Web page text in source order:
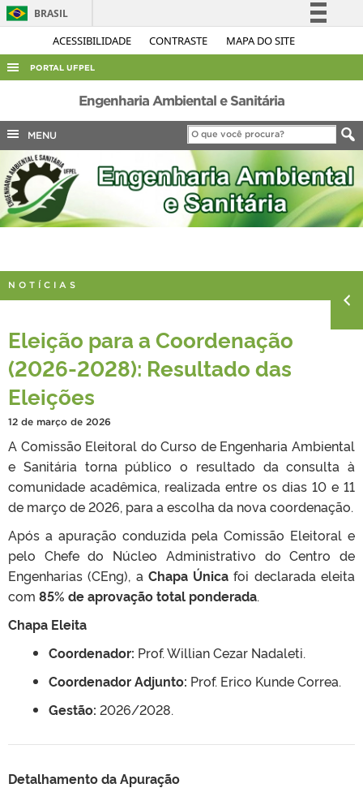
ACESSIBILIDADE CONTRASTE MAPA DO SITE
BRASIL
Simplifique!
Legislação
PORTAL UFPEL
ACESSO À INFORMAÇÃO
AUDITORIA
COBALTO
CONCURSOS
EDITAIS
PORTARIAS
Engenharia Ambiental e Sanitária
MENU
NOTÍCIAS
Eleição para a Coordenação
(2026-2028): Resultado das
Eleições
12 de março de 2026
A Comissão Eleitoral do Curso de Engenharia Ambiental
e Sanitária torna público o resultado da consulta à
comunidade acadêmica, realizada entre os dias 10 e 11
de março de 2026, para a escolha da nova coordenação.
Após a apuração conduzida pela Comissão Eleitoral e
pelo Chefe do Núcleo Administrativo do Centro de
Engenharias (CEng), a Chapa Única foi declarada eleita
com 85% de aprovação total ponderada.
Chapa Eleita
Coordenador: Prof. Willian Cezar Nadaleti.
Coordenador Adjunto: Prof. Erico Kunde Correa.
Gestão: 2026/2028.
Detalhamento da Apuração